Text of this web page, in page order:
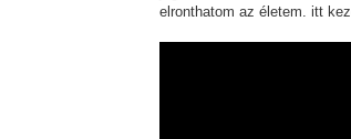
elronthatom az életem. itt